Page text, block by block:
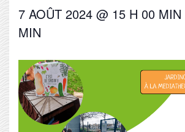
7 AOÛT 2024 @ 15 H 00 MIN
MIN